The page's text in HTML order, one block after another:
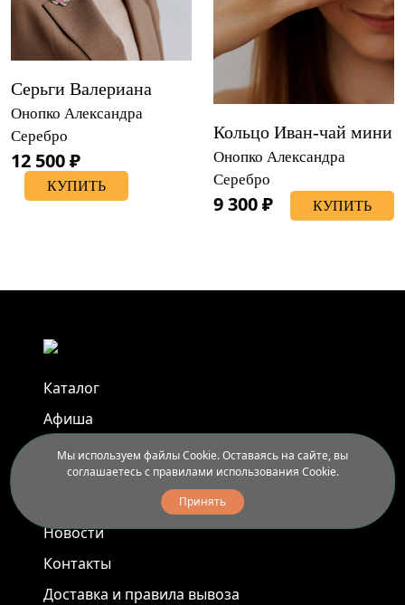
Серьги Валериана
Онопко Александра
Серебро
12 500 ₽
КУПИТЬ
Кольцо Иван-чай мини
Онопко Александра
Серебро
9 300 ₽ КУПИТЬ
Каталог
Афиша
Арт-пленэры
Услуги
Новости
Контакты
Доставка и правила вывоза
Мы используем файлы Cookie. Оставаясь на сайте, вы
соглашаетесь с правилами использования Cookie.
Принять